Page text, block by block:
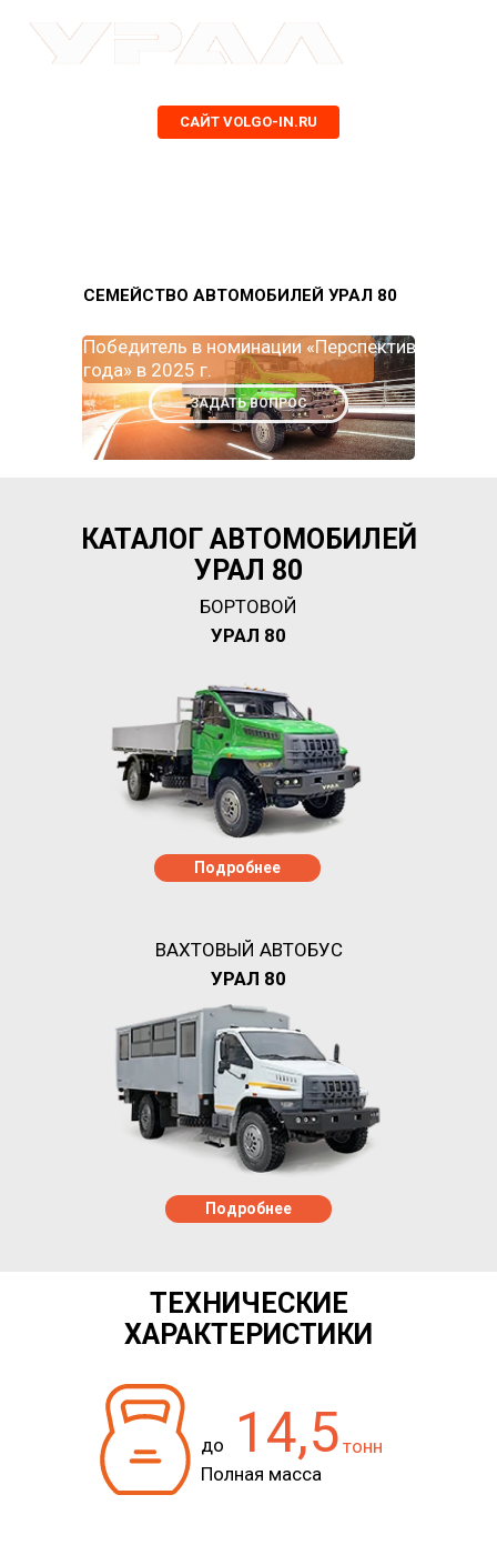
САЙТ VOLGO-IN.RU
СЕМЕЙСТВО АВТОМОБИЛЕЙ УРАЛ 80
Победитель в номинации «Перспектива
года» в 2025 г.
ЗАДАТЬ ВОПРОС
КАТАЛОГ АВТОМОБИЛЕЙ
УРАЛ 80
Подробнее
БОРТОВОЙ
УРАЛ 80
ВАХТОВЫЙ АВТОБУС
УРАЛ 80
Подробнее
ТЕХНИЧЕСКИЕ
ХАРАКТЕРИСТИКИ
до
Полная масса
14,5 тонн